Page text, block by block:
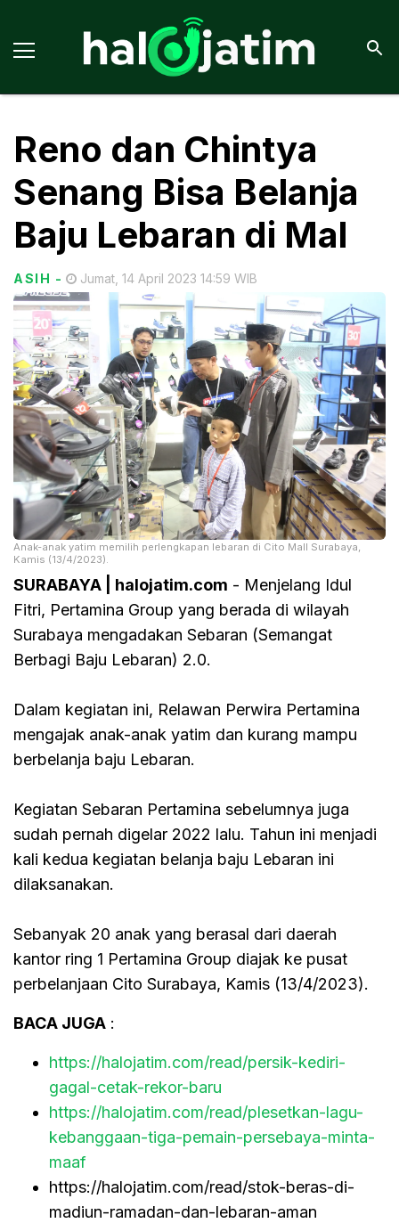
Reno dan Chintya
Senang Bisa Belanja
Baju Lebaran di Mal
ASIH - Jumat, 14 April 2023 14:59 WIB
Anak-anak yatim memilih perlengkapan lebaran di Cito Mall Surabaya,
Kamis (13/4/2023).
SURABAYA | halojatim.com - Menjelang Idul
Fitri, Pertamina Group yang berada di wilayah
Surabaya mengadakan Sebaran (Semangat
Berbagi Baju Lebaran) 2.0.
Dalam kegiatan ini, Relawan Perwira Pertamina
mengajak anak-anak yatim dan kurang mampu
berbelanja baju Lebaran.
Kegiatan Sebaran Pertamina sebelumnya juga
sudah pernah digelar 2022 lalu. Tahun ini menjadi
kali kedua kegiatan belanja baju Lebaran ini
dilaksanakan.
Sebanyak 20 anak yang berasal dari daerah
kantor ring 1 Pertamina Group diajak ke pusat
perbelanjaan Cito Surabaya, Kamis (13/4/2023).
BACA JUGA :
https://halojatim.com/read/persik-kediri-
gagal-cetak-rekor-baru
https://halojatim.com/read/plesetkan-lagu-
kebanggaan-tiga-pemain-persebaya-minta-
maaf
https://halojatim.com/read/stok-beras-di-
madiun-ramadan-dan-lebaran-aman